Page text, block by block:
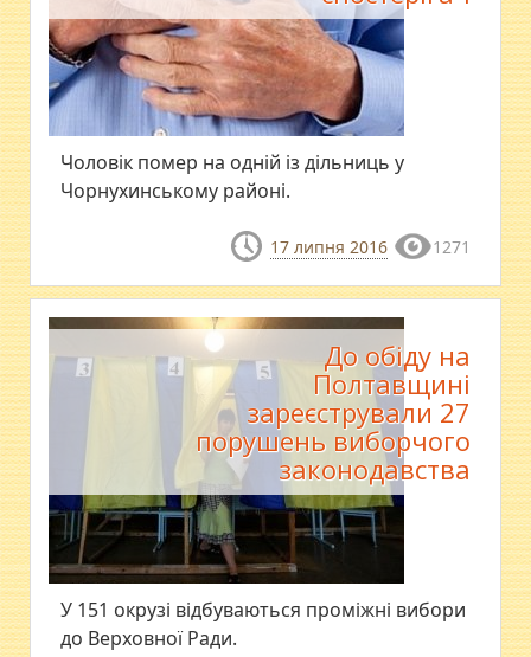
​Чоловік помер на одній із дільниць у
Чорнухинському районі.
17 липня 2016 1271
До обіду на
Полтавщині
зареєстрували 27
порушень виборчого
законодавства
​У 151 окрузі відбуваються проміжні вибори
до Верховної Ради.